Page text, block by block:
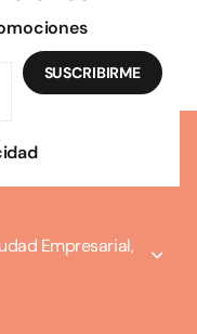
SUSCRIBIRME
Empresarial,